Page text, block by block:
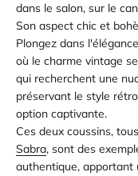
dans le salon, sur le
Son aspect chic et
Plongez dans
où le charme vintage
qui recherchent une
préservant le style
option captivante.
Ces deux coussins,
Sabra, sont des
authentique,